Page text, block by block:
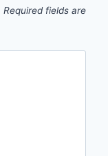
Required fields are